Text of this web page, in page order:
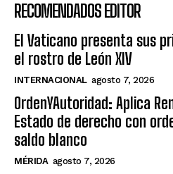
RECOMENDADOS EDITOR
El Vaticano presenta sus
el rostro de León XIV
INTERNACIONAL agosto 7, 2026
OrdenYAutoridad: Aplica
Estado de derecho con
saldo blanco
MÉRIDA agosto 7, 2026